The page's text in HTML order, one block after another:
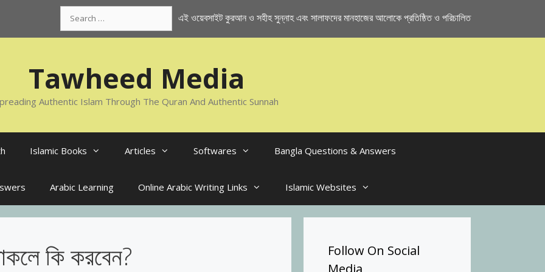
for:
এই ওয়েবসাইট কুরআন ও সহীহ সুন্নাহ এবং সালাফদের মানহাজের আলোকে প্রতিষ্ঠিত ও পরিচালিত
Tawheed Media
Authentic Islam Through The Quran And Authentic Sunnah
Islamic Books Articles Softwares Bangla Questions & Answers
Arabic Learning Online Arabic Writing Links Islamic Websites
কি করবেন?
Follow On Social
Media